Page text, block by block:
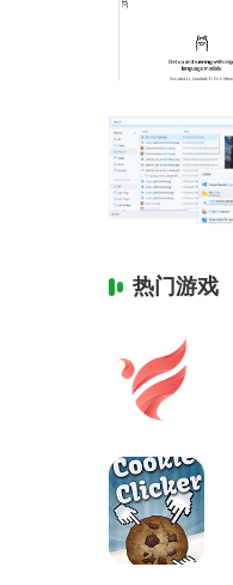
热门游戏